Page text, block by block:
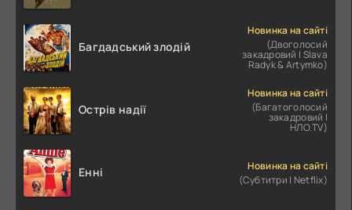
Багдадський злодій
Новинка на сайті
(Двоголосий
закадровий | Slava
Radyk & Artymko)
Острів надії
Новинка на сайті
(Багатоголосий
закадровий |
НЛО.TV)
Енні
Новинка на сайті
(Субтитри | Netflix)